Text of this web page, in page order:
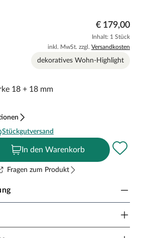
€ 179,00
Inhalt: 1 Stück
inkl. MwSt. zzgl. Versandkosten
dekoratives Wohn-Highlight
18 + 18 mm
Stückgutversand
In den Warenkorb
Fragen zum Produkt
Akustische